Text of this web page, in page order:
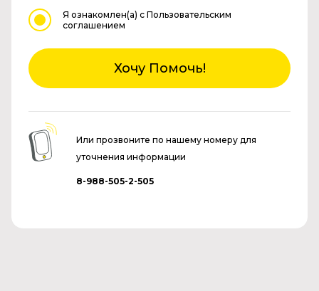
Я ознакомлен(а) с Пользовательским
соглашением
Хочу Помочь!
Или прозвоните по нашему номеру для
уточнения информации
8-988-505-2-505